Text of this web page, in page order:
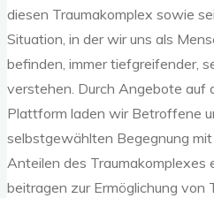
diesen Traumakomplex sowie
Situation, in der wir uns als
befinden, immer tiefgreifender,
verstehen. Durch Angebote auf
Plattform laden wir Betroffene
selbstgewählten Begegnung
Anteilen des Traumakomplexes
beitragen zur Ermöglichung von